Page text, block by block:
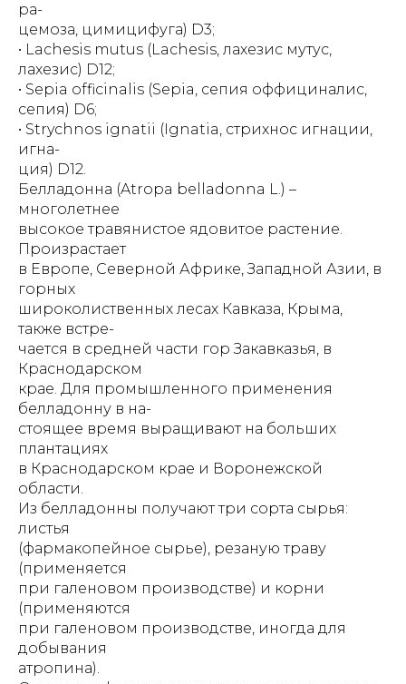
ра-
цемоза, цимицифуга) D3;
• Lachesis mutus (Lachesis, лахезис мутус,
лахезис) D12;
• Sepia officinalis (Sepia, сепия оффициналис,
сепия) D6;
• Strychnos ignatii (Ignatia, стрихнос игнации,
игна-
ция) D12.
Белладонна (Atropa belladonna L.) –
многолетнее
высокое травянистое ядовитое растение.
Произрастает
в Европе, Северной Африке, Западной Азии, в
горных
широколиственных лесах Кавказа, Крыма,
также встре-
чается в средней части гор Закавказья, в
Краснодарском
крае. Для промышленного применения
белладонну в на-
стоящее время выращивают на больших
плантациях
в Краснодарском крае и Воронежской
области.
Из белладонны получают три сорта сырья:
листья
(фармакопейное сырье), резаную траву
(применяется
при галеновом производстве) и корни
(применяются
при галеновом производстве, иногда для
добывания
атропина).